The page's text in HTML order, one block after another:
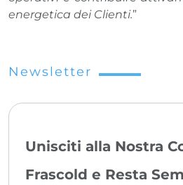
energetica dei Clienti.”
Newsletter
Unisciti alla Nostra
Frascold e Resta